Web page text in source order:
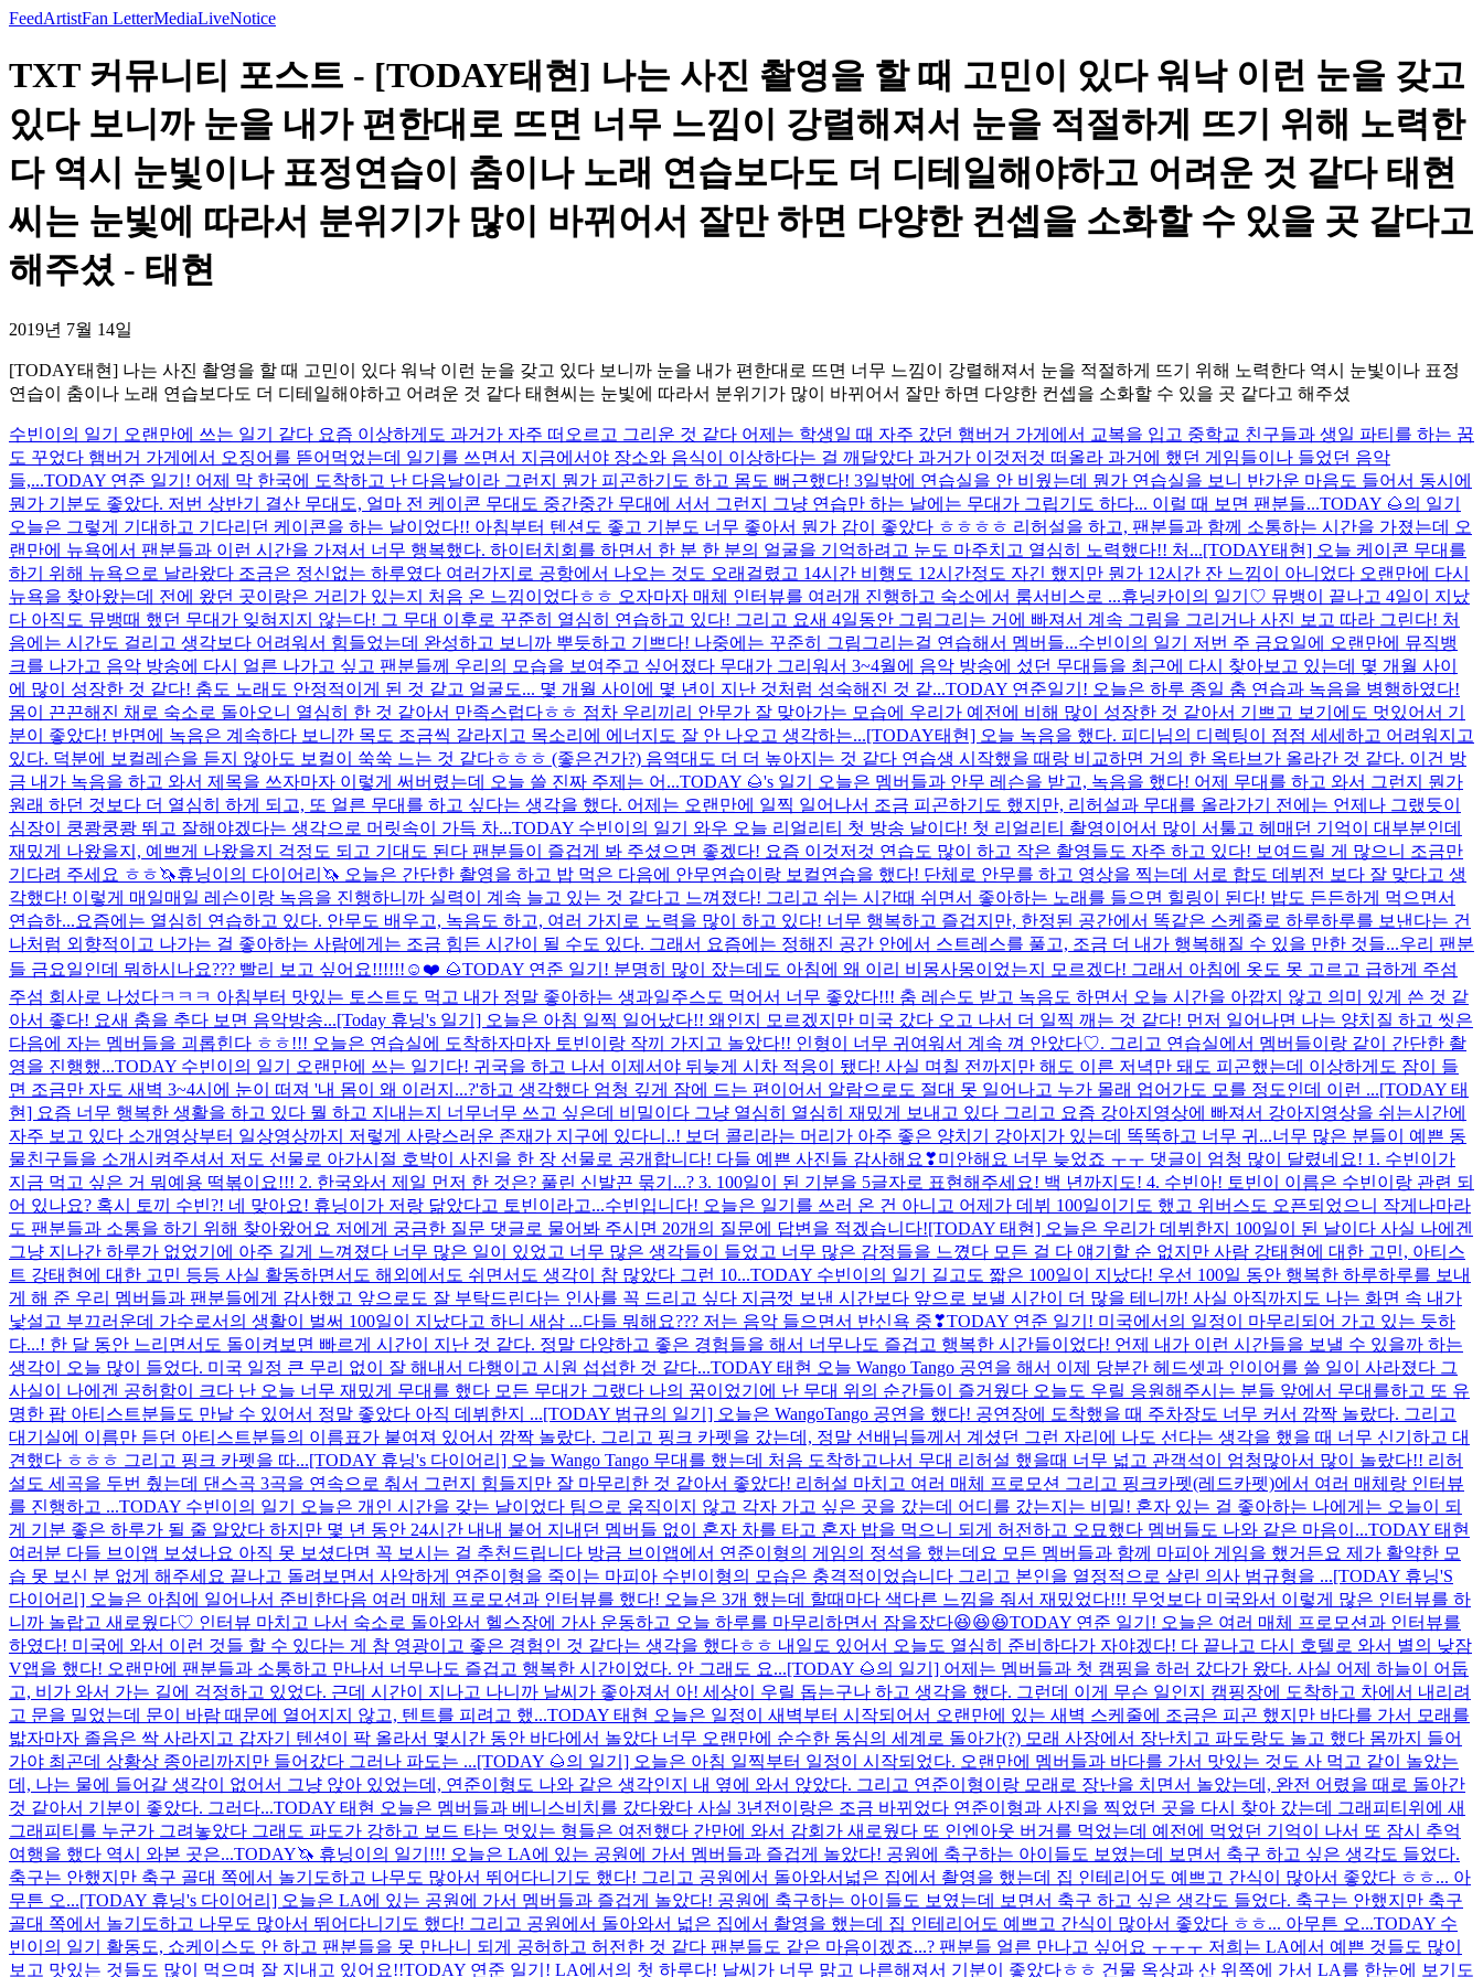
FeedArtistFan LetterMediaLiveNotice
TXT 커뮤니티 포스트 - [TODAY태현] 나는 사진 촬영을 할 때 고민이 있다 워낙 이런 눈을 갖고
있다 보니까 눈을 내가 편한대로 뜨면 너무 느낌이 강렬해져서 눈을 적절하게 뜨기 위해 노력한
다 역시 눈빛이나 표정연습이 춤이나 노래 연습보다도 더 디테일해야하고 어려운 것 같다 태현
씨는 눈빛에 따라서 분위기가 많이 바뀌어서 잘만 하면 다양한 컨셉을 소화할 수 있을 곳 같다고
해주셨 - 태현
2019년 7월 14일
[TODAY태현] 나는 사진 촬영을 할 때 고민이 있다 워낙 이런 눈을 갖고 있다 보니까 눈을 내가 편한대로 뜨면 너무 느낌이 강렬해져서 눈을 적절하게 뜨기 위해 노력한다 역시 눈빛이나 표정
연습이 춤이나 노래 연습보다도 더 디테일해야하고 어려운 것 같다 태현씨는 눈빛에 따라서 분위기가 많이 바뀌어서 잘만 하면 다양한 컨셉을 소화할 수 있을 곳 같다고 해주셨
수빈이의 일기 오랜만에 쓰는 일기 같다 요즘 이상하게도 과거가 자주 떠오르고 그리운 것 같다 어제는 학생일 때 자주 갔던 햄버거 가게에서 교복을 입고 중학교 친구들과 생일 파티를 하는 꿈
도 꾸었다 햄버거 가게에서 오징어를 뜯어먹었는데 일기를 쓰면서 지금에서야 장소와 음식이 이상하다는 걸 깨달았다 과거가 이것저것 떠올라 과거에 했던 게임들이나 들었던 음악
들,...TODAY 연준 일기! 어제 막 한국에 도착하고 난 다음날이라 그런지 뭔가 피곤하기도 하고 몸도 뻐근했다! 3일밖에 연습실을 안 비웠는데 뭔가 연습실을 보니 반가운 마음도 들어서 동시에
뭔가 기분도 좋았다. 저번 상반기 결산 무대도, 얼마 전 케이콘 무대도 중간중간 무대에 서서 그런지 그냥 연습만 하는 날에는 무대가 그립기도 하다... 이럴 때 보면 팬분들...TODAY 🌰의 일기
오늘은 그렇게 기대하고 기다리던 케이콘을 하는 날이었다!! 아침부터 텐션도 좋고 기분도 너무 좋아서 뭔가 감이 좋았다 ㅎㅎㅎㅎ 리허설을 하고, 팬분들과 함께 소통하는 시간을 가졌는데 오
랜만에 뉴욕에서 팬분들과 이런 시간을 가져서 너무 행복했다. 하이터치회를 하면서 한 분 한 분의 얼굴을 기억하려고 눈도 마주치고 열심히 노력했다!! 처...[TODAY태현] 오늘 케이콘 무대를
하기 위해 뉴욕으로 날라왔다 조금은 정신없는 하루였다 여러가지로 공항에서 나오는 것도 오래걸렸고 14시간 비행도 12시간정도 자긴 했지만 뭔가 12시간 잔 느낌이 아니었다 오랜만에 다시
뉴욕을 찾아왔는데 전에 왔던 곳이랑은 거리가 있는지 처음 온 느낌이었다ㅎㅎ 오자마자 매체 인터뷰를 여러개 진행하고 숙소에서 룸서비스로 ...휴닝카이의 일기♡ 뮤뱅이 끝나고 4일이 지났
다 아직도 뮤뱅때 했던 무대가 잊혀지지 않는다! 그 무대 이후로 꾸준히 열심히 연습하고 있다! 그리고 요새 4일동안 그림그리는 거에 빠져서 계속 그림을 그리거나 사진 보고 따라 그린다! 처
음에는 시간도 걸리고 생각보다 어려워서 힘들었는데 완성하고 보니까 뿌듯하고 기쁘다! 나중에는 꾸준히 그림그리는걸 연습해서 멤버들...수빈이의 일기 저번 주 금요일에 오랜만에 뮤직뱅
크를 나가고 음악 방송에 다시 얼른 나가고 싶고 팬분들께 우리의 모습을 보여주고 싶어졌다 무대가 그리워서 3~4월에 음악 방송에 섰던 무대들을 최근에 다시 찾아보고 있는데 몇 개월 사이
에 많이 성장한 것 같다! 춤도 노래도 안정적이게 된 것 같고 얼굴도... 몇 개월 사이에 몇 년이 지난 것처럼 성숙해진 것 같...TODAY 연준일기! 오늘은 하루 종일 춤 연습과 녹음을 병행하였다!
몸이 끈끈해진 채로 숙소로 돌아오니 열심히 한 것 같아서 만족스럽다ㅎㅎ 점차 우리끼리 안무가 잘 맞아가는 모습에 우리가 예전에 비해 많이 성장한 것 같아서 기쁘고 보기에도 멋있어서 기
분이 좋았다! 반면에 녹음은 계속하다 보니깐 목도 조금씩 갈라지고 목소리에 에너지도 잘 안 나오고 생각하는...[TODAY태현] 오늘 녹음을 했다. 피디님의 디렉팅이 점점 세세하고 어려워지고
있다. 덕분에 보컬레슨을 듣지 않아도 보컬이 쑥쑥 느는 것 같다ㅎㅎㅎ (좋은건가?) 음역대도 더 더 높아지는 것 같다 연습생 시작했을 때랑 비교하면 거의 한 옥타브가 올라간 것 같다. 이건 방
금 내가 녹음을 하고 와서 제목을 쓰자마자 이렇게 써버렸는데 오늘 쓸 진짜 주제는 어...TODAY 🌰's 일기 오늘은 멤버들과 안무 레슨을 받고, 녹음을 했다! 어제 무대를 하고 와서 그런지 뭔가
원래 하던 것보다 더 열심히 하게 되고, 또 얼른 무대를 하고 싶다는 생각을 했다. 어제는 오랜만에 일찍 일어나서 조금 피곤하기도 했지만, 리허설과 무대를 올라가기 전에는 언제나 그랬듯이
심장이 쿵쾅쿵쾅 뛰고 잘해야겠다는 생각으로 머릿속이 가득 차...TODAY 수빈이의 일기 와우 오늘 리얼리티 첫 방송 날이다! 첫 리얼리티 촬영이어서 많이 서툴고 헤매던 기억이 대부분인데
재밌게 나왔을지, 예쁘게 나왔을지 걱정도 되고 기대도 된다 팬분들이 즐겁게 봐 주셨으면 좋겠다! 요즘 이것저것 연습도 많이 하고 작은 촬영들도 자주 하고 있다! 보여드릴 게 많으니 조금만
기다려 주세요 ㅎㅎ🦄휴닝이의 다이어리🦄 오늘은 간단한 촬영을 하고 밥 먹은 다음에 안무연습이랑 보컬연습을 했다! 단체로 안무를 하고 영상을 찍는데 서로 합도 데뷔전 보다 잘 맞다고 생
각했다! 이렇게 매일매일 레슨이랑 녹음을 진행하니까 실력이 계속 늘고 있는 것 같다고 느껴졌다! 그리고 쉬는 시간때 쉬면서 좋아하는 노래를 들으면 힐링이 된다! 밥도 든든하게 먹으면서
연습하...요즘에는 열심히 연습하고 있다. 안무도 배우고, 녹음도 하고, 여러 가지로 노력을 많이 하고 있다! 너무 행복하고 즐겁지만, 한정된 공간에서 똑같은 스케줄로 하루하루를 보낸다는 건
나처럼 외향적이고 나가는 걸 좋아하는 사람에게는 조금 힘든 시간이 될 수도 있다. 그래서 요즘에는 정해진 공간 안에서 스트레스를 풀고, 조금 더 내가 행복해질 수 있을 만한 것들...우리 팬분
들 금요일인데 뭐하시나요??? 빨리 보고 싶어요!!!!!!☺️❤️ 🌰TODAY 연준 일기! 분명히 많이 잤는데도 아침에 왜 이리 비몽사몽이었는지 모르겠다! 그래서 아침에 옷도 못 고르고 급하게 주섬
주섬 회사로 나섰다ㅋㅋㅋ 아침부터 맛있는 토스트도 먹고 내가 정말 좋아하는 생과일주스도 먹어서 너무 좋았다!!! 춤 레슨도 받고 녹음도 하면서 오늘 시간을 아깝지 않고 의미 있게 쓴 것 같
아서 좋다! 요새 춤을 추다 보면 음악방송...[Today 휴닝's 일기] 오늘은 아침 일찍 일어났다!! 왜인지 모르겠지만 미국 갔다 오고 나서 더 일찍 깨는 것 같다! 먼저 일어나면 나는 양치질 하고 씻은
다음에 자는 멤버들을 괴롭힌다 ㅎㅎ!!! 오늘은 연습실에 도착하자마자 토빈이랑 작끼 가지고 놀았다!! 인형이 너무 귀여워서 계속 껴 안았다♡. 그리고 연습실에서 멤버들이랑 같이 간단한 촬
영을 진행했...TODAY 수빈이의 일기 오랜만에 쓰는 일기다! 귀국을 하고 나서 이제서야 뒤늦게 시차 적응이 됐다! 사실 며칠 전까지만 해도 이른 저녁만 돼도 피곤했는데 이상하게도 잠이 들
면 조금만 자도 새벽 3~4시에 눈이 떠져 '내 몸이 왜 이러지...?'하고 생각했다 엄청 깊게 잠에 드는 편이어서 알람으로도 절대 못 일어나고 누가 몰래 업어가도 모를 정도인데 이런 ...[TODAY 태
현] 요즘 너무 행복한 생활을 하고 있다 뭘 하고 지내는지 너무너무 쓰고 싶은데 비밀이다 그냥 열심히 열심히 재밌게 보내고 있다 그리고 요즘 강아지영상에 빠져서 강아지영상을 쉬는시간에
자주 보고 있다 소개영상부터 일상영상까지 저렇게 사랑스러운 존재가 지구에 있다니..! 보더 콜리라는 머리가 아주 좋은 양치기 강아지가 있는데 똑똑하고 너무 귀...너무 많은 분들이 예쁜 동
물친구들을 소개시켜주셔서 저도 선물로 아가시절 호박이 사진을 한 장 선물로 공개합니다! 다들 예쁜 사진들 감사해요❣미안해요 너무 늦었죠 ㅜㅜ 댓글이 엄청 많이 달렸네요! 1. 수빈이가
지금 먹고 싶은 거 뭐예용 떡볶이요!!! 2. 한국와서 제일 먼저 한 것은? 풀린 신발끈 묶기...? 3. 100일이 된 기분을 5글자로 표현해주세요! 백 년까지도! 4. 수빈아! 토빈이 이름은 수빈이랑 관련 되
어 있나요? 혹시 토끼 수빈?! 네 맞아요! 휴닝이가 저랑 닮았다고 토빈이라고...수빈입니다! 오늘은 일기를 쓰러 온 건 아니고 어제가 데뷔 100일이기도 했고 위버스도 오픈되었으니 작게나마라
도 팬분들과 소통을 하기 위해 찾아왔어요 저에게 궁금한 질문 댓글로 물어봐 주시면 20개의 질문에 답변을 적겠습니다![TODAY 태현] 오늘은 우리가 데뷔한지 100일이 된 날이다 사실 나에겐
그냥 지나간 하루가 없었기에 아주 길게 느껴졌다 너무 많은 일이 있었고 너무 많은 생각들이 들었고 너무 많은 감정들을 느꼈다 모든 걸 다 얘기할 순 없지만 사람 강태현에 대한 고민, 아티스
트 강태현에 대한 고민 등등 사실 활동하면서도 해외에서도 쉬면서도 생각이 참 많았다 그런 10...TODAY 수빈이의 일기 길고도 짧은 100일이 지났다! 우선 100일 동안 행복한 하루하루를 보내
게 해 준 우리 멤버들과 팬분들에게 감사했고 앞으로도 잘 부탁드린다는 인사를 꼭 드리고 싶다 지금껏 보낸 시간보다 앞으로 보낼 시간이 더 많을 테니까! 사실 아직까지도 나는 화면 속 내가
낯설고 부끄러운데 가수로서의 생활이 벌써 100일이 지났다고 하니 새삼 ...다들 뭐해요??? 저는 음악 들으면서 반신욕 중❣TODAY 연준 일기! 미국에서의 일정이 마무리되어 가고 있는 듯하
다...! 한 달 동안 느리면서도 돌이켜보면 빠르게 시간이 지난 것 같다. 정말 다양하고 좋은 경험들을 해서 너무나도 즐겁고 행복한 시간들이었다! 언제 내가 이런 시간들을 보낼 수 있을까 하는
생각이 오늘 많이 들었다. 미국 일정 큰 무리 없이 잘 해내서 다행이고 시원 섭섭한 것 같다...TODAY 태현 오늘 Wango Tango 공연을 해서 이제 당분간 헤드셋과 인이어를 쓸 일이 사라졌다 그
사실이 나에겐 공허함이 크다 난 오늘 너무 재밌게 무대를 했다 모든 무대가 그랬다 나의 꿈이었기에 난 무대 위의 순간들이 즐거웠다 오늘도 우릴 응원해주시는 분들 앞에서 무대를하고 또 유
명한 팝 아티스트분들도 만날 수 있어서 정말 좋았다 아직 데뷔한지 ...[TODAY 범규의 일기] 오늘은 WangoTango 공연을 했다! 공연장에 도착했을 때 주차장도 너무 커서 깜짝 놀랐다. 그리고
대기실에 이름만 듣던 아티스트분들의 이름표가 붙여져 있어서 깜짝 놀랐다. 그리고 핑크 카펫을 갔는데, 정말 선배님들께서 계셨던 그런 자리에 나도 선다는 생각을 했을 때 너무 신기하고 대
견했다 ㅎㅎㅎ 그리고 핑크 카펫을 따...[TODAY 휴닝's 다이어리] 오늘 Wango Tango 무대를 했는데 처음 도착하고나서 무대 리허설 했을때 너무 넓고 관객석이 엄청많아서 많이 놀랐다!! 리허
설도 세곡을 두번 췄는데 댄스곡 3곡을 연속으로 춰서 그런지 힘들지만 잘 마무리한 것 같아서 좋았다! 리허설 마치고 여러 매체 프로모션 그리고 핑크카펫(레드카펫)에서 여러 매체랑 인터뷰
를 진행하고 ...TODAY 수빈이의 일기 오늘은 개인 시간을 갖는 날이었다 팀으로 움직이지 않고 각자 가고 싶은 곳을 갔는데 어디를 갔는지는 비밀! 혼자 있는 걸 좋아하는 나에게는 오늘이 되
게 기분 좋은 하루가 될 줄 알았다 하지만 몇 년 동안 24시간 내내 붙어 지내던 멤버들 없이 혼자 차를 타고 혼자 밥을 먹으니 되게 허전하고 오묘했다 멤버들도 나와 같은 마음이...TODAY 태현
여러분 다들 브이앱 보셨나요 아직 못 보셨다면 꼭 보시는 걸 추천드립니다 방금 브이앱에서 연준이형의 게임의 정석을 했는데요 모든 멤버들과 함께 마피아 게임을 했거든요 제가 활약한 모
습 못 보신 분 없게 해주세요 끝나고 돌려보면서 사악하게 연준이형을 죽이는 마피아 수빈이형의 모습은 충격적이었습니다 그리고 본인을 열정적으로 살린 의사 범규형을 ...[TODAY 휴닝'S
다이어리] 오늘은 아침에 일어나서 준비한다음 여러 매체 프로모션과 인터뷰를 했다! 오늘은 3개 했는데 할때마다 색다른 느낌을 줘서 재밌었다!!! 무엇보다 미국와서 이렇게 많은 인터뷰를 하
니까 놀랍고 새로웠다♡ 인터뷰 마치고 나서 숙소로 돌아와서 헬스장에 가사 운동하고 오늘 하루를 마무리하면서 잠을잤다😆😆😆TODAY 연준 일기! 오늘은 여러 매체 프로모션과 인터뷰를
하였다! 미국에 와서 이런 것들 할 수 있다는 게 참 영광이고 좋은 경험인 것 같다는 생각을 했다ㅎㅎ 내일도 있어서 오늘도 열심히 준비하다가 자야겠다! 다 끝나고 다시 호텔로 와서 별의 낮잠
V앱을 했다! 오랜만에 팬분들과 소통하고 만나서 너무나도 즐겁고 행복한 시간이었다. 안 그래도 요...[TODAY 🌰의 일기] 어제는 멤버들과 첫 캠핑을 하러 갔다가 왔다. 사실 어제 하늘이 어둡
고, 비가 와서 가는 길에 걱정하고 있었다. 근데 시간이 지나고 나니까 날씨가 좋아져서 아! 세상이 우릴 돕는구나 하고 생각을 했다. 그런데 이게 무슨 일인지 캠핑장에 도착하고 차에서 내리려
고 문을 밀었는데 문이 바람 때문에 열어지지 않고, 텐트를 피려고 했...TODAY 태현 오늘은 일정이 새벽부터 시작되어서 오랜만에 있는 새벽 스케줄에 조금은 피곤 했지만 바다를 가서 모래를
밟자마자 졸음은 싹 사라지고 갑자기 텐션이 팍 올라서 몇시간 동안 바다에서 놀았다 너무 오랜만에 순수한 동심의 세계로 돌아가(?) 모래 사장에서 장난치고 파도랑도 놀고 했다 몸까지 들어
가야 최곤데 상황상 종아리까지만 들어갔다 그러나 파도는 ...[TODAY 🌰의 일기] 오늘은 아침 일찍부터 일정이 시작되었다. 오랜만에 멤버들과 바다를 가서 맛있는 것도 사 먹고 같이 놀았는
데, 나는 물에 들어갈 생각이 없어서 그냥 앉아 있었는데, 연준이형도 나와 같은 생각인지 내 옆에 와서 앉았다. 그리고 연준이형이랑 모래로 장난을 치면서 놀았는데, 완전 어렸을 때로 돌아간
것 같아서 기분이 좋았다. 그러다...TODAY 태현 오늘은 멤버들과 베니스비치를 갔다왔다 사실 3년전이랑은 조금 바뀌었다 연준이형과 사진을 찍었던 곳을 다시 찾아 갔는데 그래피티위에 새
그래피티를 누군가 그려놓았다 그래도 파도가 강하고 보드 타는 멋있는 형들은 여전했다 간만에 와서 감회가 새로웠다 또 인엔아웃 버거를 먹었는데 예전에 먹었던 기억이 나서 또 잠시 추억
여행을 했다 역시 와본 곳은...TODAY🦄 휴닝이의 일기!!! 오늘은 LA에 있는 공원에 가서 멤버들과 즐겁게 놀았다! 공원에 축구하는 아이들도 보였는데 보면서 축구 하고 싶은 생각도 들었다.
축구는 안했지만 축구 골대 쪽에서 놀기도하고 나무도 많아서 뛰어다니기도 했다! 그리고 공원에서 돌아와서넓은 집에서 촬영을 했는데 집 인테리어도 예쁘고 간식이 많아서 좋았다 ㅎㅎ... 아
무튼 오...[TODAY 휴닝's 다이어리] 오늘은 LA에 있는 공원에 가서 멤버들과 즐겁게 놀았다! 공원에 축구하는 아이들도 보였는데 보면서 축구 하고 싶은 생각도 들었다. 축구는 안했지만 축구
골대 쪽에서 놀기도하고 나무도 많아서 뛰어다니기도 했다! 그리고 공원에서 돌아와서 넓은 집에서 촬영을 했는데 집 인테리어도 예쁘고 간식이 많아서 좋았다 ㅎㅎ... 아무튼 오...TODAY 수
빈이의 일기 활동도, 쇼케이스도 안 하고 팬분들을 못 만나니 되게 공허하고 허전한 것 같다 팬분들도 같은 마음이겠죠...? 팬분들 얼른 만나고 싶어요 ㅜㅜㅜ 저희는 LA에서 예쁜 것들도 많이
보고 맛있는 것들도 많이 먹으며 잘 지내고 있어요!!TODAY 연준 일기! LA에서의 첫 하루다! 날씨가 너무 맑고 나른해져서 기분이 좋았다ㅎㅎ 건물 옥상과 산 위쪽에 가서 LA를 한눈에 보기도